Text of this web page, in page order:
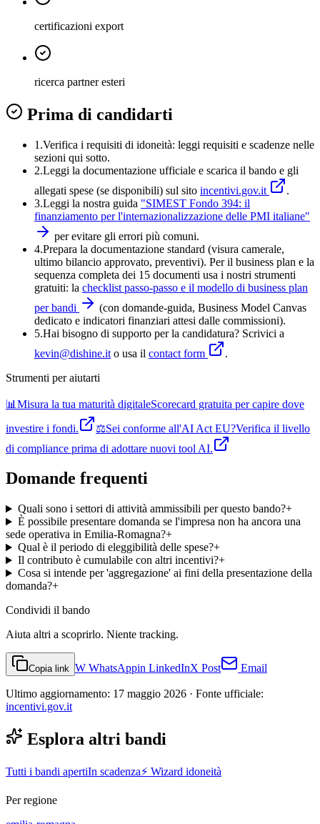
certificazioni export
ricerca partner esteri
Prima di candidarti
1.Verifica i requisiti di idoneità: leggi requisiti e scadenze nelle
sezioni qui sotto.
2.Leggi la documentazione ufficiale e scarica il bando e gli
allegati spese (se disponibili) sul sito incentivi.gov.it
.
3.Leggi la nostra guida "SIMEST Fondo 394: il
finanziamento per l'internazionalizzazione delle PMI italiane"
per evitare gli errori più comuni.
4.Prepara la documentazione standard (visura camerale,
ultimo bilancio approvato, preventivi). Per il business plan e la
sequenza completa dei 15 documenti usa i nostri strumenti
gratuiti: la checklist passo-passo e il modello di business plan
per bandi
(con domande-guida, Business Model Canvas
dedicato e indicatori finanziari attesi dalle commissioni).
5.Hai bisogno di supporto per la candidatura? Scrivici a
kevin@dishine.it o usa il contact form
.
Strumenti per aiutarti
📊 Misura la tua maturità digitaleScorecard gratuita per capire dove
investire i fondi.
⚖️Sei conforme all'AI Act EU?Verifica il livello
di compliance prima di adottare nuovi tool AI.
Domande frequenti
Quali sono i settori di attività ammissibili per questo bando?+
È possibile presentare domanda se l'impresa non ha ancora una
sede operativa in Emilia-Romagna?+
Qual è il periodo di eleggibilità delle spese?+
Il contributo è cumulabile con altri incentivi?+
Cosa si intende per 'aggregazione' ai fini della presentazione della
domanda?+
Condividi il bando
Aiuta altri a scoprirlo. Niente tracking.
Copia link W WhatsAppin LinkedInX Post Email
Ultimo aggiornamento: 17 maggio 2026 · Fonte ufficiale:
incentivi.gov.it
Esplora altri bandi
Tutti i bandi apertiIn scadenza⚡ Wizard idoneità
Per regione